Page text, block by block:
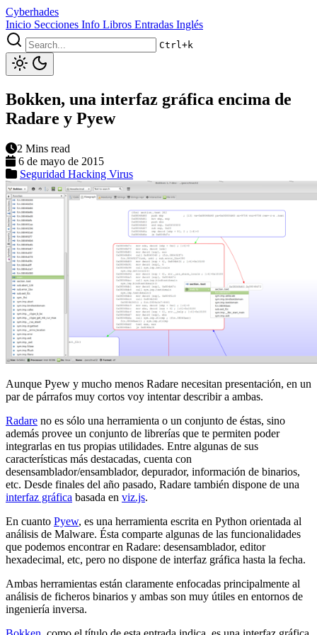
Cyberhades
Inicio Secciones Info Libros Entradas Inglés
Ctrl+k
Bokken, una interfaz gráfica encima de
Radare y Pyew
2 Mins read
6 de mayo de 2015
Seguridad Hacking Virus
Aunque Pyew y mucho menos Radare necesitan presentación, en un
par de párrafos muy cortos voy intentar describir a ambas.
Radare no es sólo una herramienta o un conjunto de éstas, sino
además provee un conjunto de librerías que te permiten poder
integrarlas en tus propias utilidades. Entre algunas de sus
características más destacadas, cuenta con
desensamblador/ensamblador, depurador, información de binarios,
etc. Desde finales del año pasado, Radare también dispone de una
interfaz gráfica basada en viz.js.
En cuanto Pyew, es una herramienta escrita en Python orientada al
análisis de Malware. Ésta comparte algunas de las funcionalidades
que podemos encontrar en Radare: desensamblador, editor
hexadecimal, etc, pero no dispone de interfaz gráfica hasta la fecha.
Ambas herramientas están claramente enfocadas principalmente al
análisis de ficheros binarios y ambas son muy útiles en entornos de
ingeniería inversa.